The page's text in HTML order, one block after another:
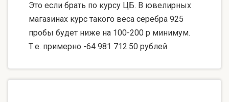
Это если брать по курсу ЦБ. В ювелирных
магазинах курс такого веса серебра 925
пробы будет ниже на 100-200 р минимум.
Т.е. примерно -64 981 712.50 рублей